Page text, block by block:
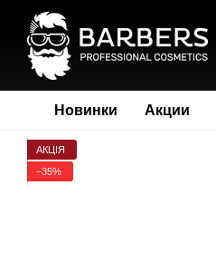
Перейти к основному контенту
Новинки Акции
АКЦІЯ
−35%